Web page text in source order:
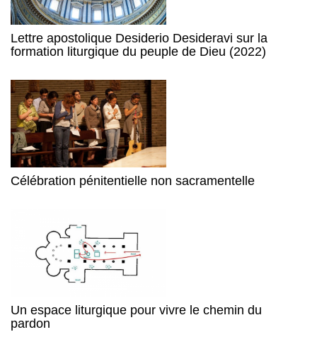
Lettre apostolique Desiderio Desideravi sur la
formation liturgique du peuple de Dieu (2022)
Célébration pénitentielle non sacramentelle
Un espace liturgique pour vivre le chemin du
pardon